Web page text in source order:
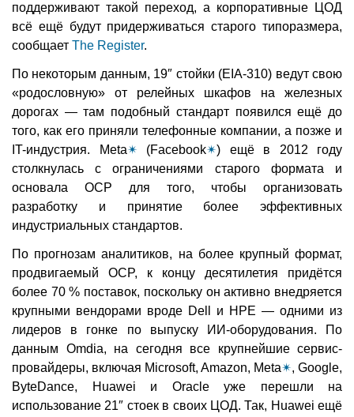
поддерживают такой переход, а корпоративные ЦОД
всё ещё будут придерживаться старого типоразмера,
сообщает The Register.
По некоторым данным, 19″ стойки (EIA-310) ведут свою
«родословную» от релейных шкафов на железных
дорогах — там подобный стандарт появился ещё до
того, как его приняли телефонные компании, а позже и
IT-индустрия. Meta✴ (Facebook✴) ещё в 2012 году
столкнулась с ограничениями старого формата и
основала OCP для того, чтобы организовать
разработку и принятие более эффективных
индустриальных стандартов.
По прогнозам аналитиков, на более крупный формат,
продвигаемый OCP, к концу десятилетия придётся
более 70 % поставок, поскольку он активно внедряется
крупными вендорами вроде Dell и HPE — одними из
лидеров в гонке по выпуску ИИ-оборудования. По
данным Omdia, на сегодня все крупнейшие сервис-
провайдеры, включая Microsoft, Amazon, Meta✴, Google,
ByteDance, Huawei и Oracle уже перешли на
использование 21″ стоек в своих ЦОД. Так, Huawei ещё